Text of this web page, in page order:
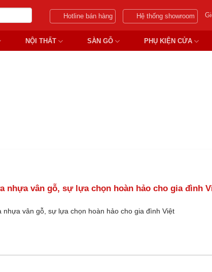
Hotline bán hàng Hệ thống showroom
NỘI THẤT SÀN GỖ PHỤ KIỆN CỬA
nhựa vân gỗ, sự lựa chọn hoàn hảo cho gia đình
nhựa vân gỗ, sự lựa chọn hoàn hảo cho gia đình Việt